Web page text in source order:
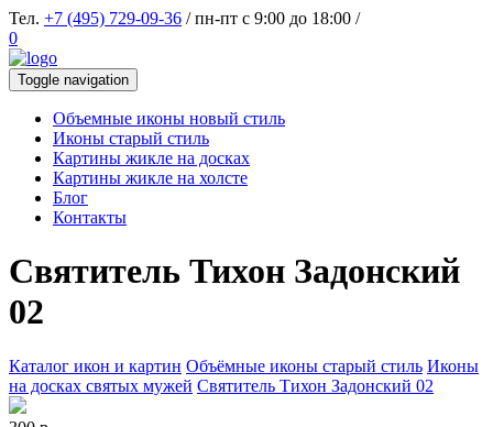
Тел. +7 (495) 729-09-36 / пн-пт с 9:00 до 18:00 /
0
Toggle navigation
Объемные иконы новый стиль
Иконы старый стиль
Картины жикле на досках
Картины жикле на холсте
Блог
Контакты
Святитель Тихон Задонский
02
Каталог икон и картин Объёмные иконы старый стиль Иконы
на досках святых мужей Святитель Тихон Задонский 02